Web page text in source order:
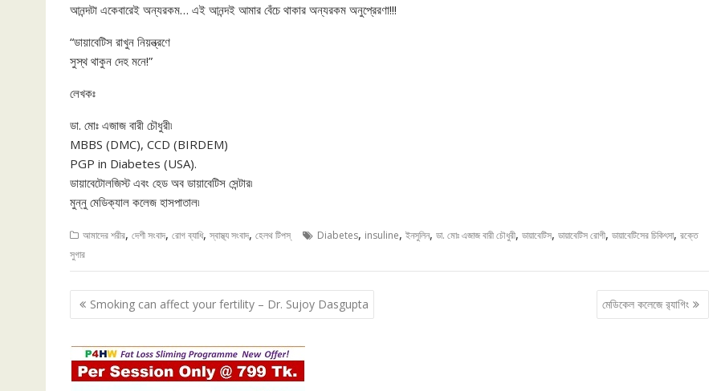
আনন্দটা একেবারেই অন্যরকম… এই আনন্দই আমার বেঁচে থাকার অন্যরকম অনুপ্রেরণা!!!
“ডায়াবেটিস রাখুন নিয়ন্ত্রণে
সুস্থ থাকুন দেহ মনে!”
লেখকঃ
ডা. মোঃ এজাজ বারী চৌধুরী৷
MBBS (DMC), CCD (BIRDEM)
PGP in Diabetes (USA).
ডায়াবেটোলজিস্ট এবং হেড অব ডায়াবেটিস সেন্টার৷
মুন্নু মেডিক্যাল কলেজ হাসপাতাল৷
আমাদের শরীর, দেশী সংবাদ, রোগ ব্যাধি, স্বাস্থ্য সংবাদ, হেলথ টিপস্ Diabetes, insuline, ইনসুলিন, ডা. মোঃ এজাজ বারী চৌধুরী, ডায়াবেটিস, ডায়াবেটিস রোগী, ডায়াবেটিসের চিকিৎসা, রক্তে
সুগার
Post
navigation
Smoking can affect your fertility – Dr. Sujoy Dasgupta মেডিকেল কলেজে র‍্যাগিং